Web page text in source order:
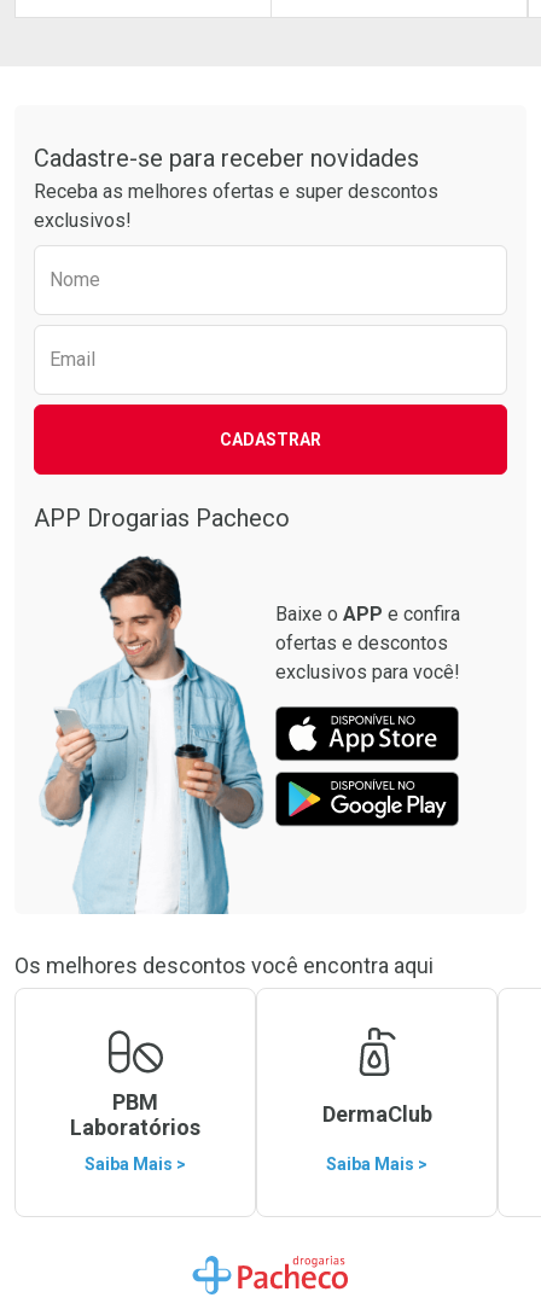
Por R$ 8,99/cada
Por R$ 8,99/cada
Por R$ 10,10/cada
Por R$ 10,10/cada
Cadastre-se para receber novidades
Receba as melhores ofertas e super descontos
exclusivos!
Nome
Email
CADASTRAR
APP Drogarias Pacheco
Baixe o APP e confira
ofertas e descontos
exclusivos para você!
Os melhores descontos você encontra aqui
PBM
Laboratórios
Saiba Mais >
DermaClub
Saiba Mais >
Ir para a Home